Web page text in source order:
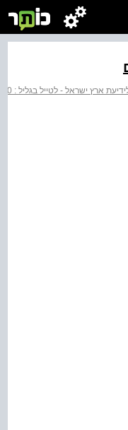
- לטייל בגליל : 50 מסלולי טיול בגליל ובגולן